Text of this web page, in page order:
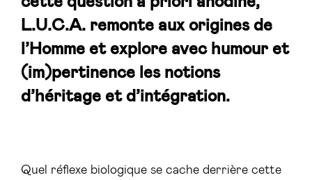
L.U.C.A. remonte aux origines de
l’Homme et explore avec humour et
(im)pertinence les notions
d’héritage et d’intégration.
Quel réflexe biologique se cache derrière cette